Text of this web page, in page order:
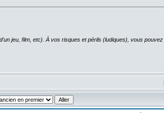
jeu, film, etc). À vos risques et périls (ludiques), vous